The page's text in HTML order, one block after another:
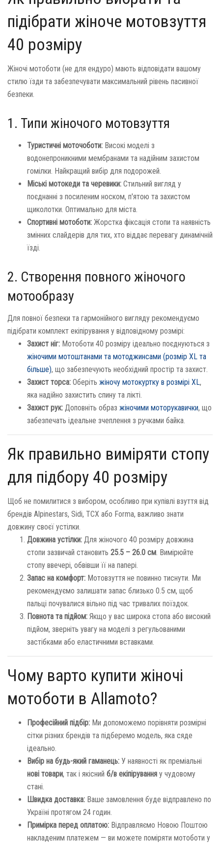
підібрати жіноче мотовзуття
40 розміру
Жіночі мотоботи (не для ендуро) мають відповідати вашому
стилю їзди та забезпечувати максимальний рівень пасивної
безпеки.
1. Типи жіночого мотовзуття
Туристичні моточоботи: Високі моделі з
водонепроникними мембранами та надійним захистом
гомілки. Найкращий вибір для подорожей.
Міські мотокеди та черевики: Стильний вигляд у
поєднанні з посиленим носком, п'ятою та захистом
щиколотки. Оптимально для міста.
Спортивні мотоботи: Жорстка фіксація стопи та наявність
змінних слайдерів для тих, хто віддає перевагу динамічній
їзді.
2. Створення повного жіночого
мотообразу
Для повної безпеки та гармонійного вигляду рекомендуємо
підібрати комплект екіпірування у відповідному розмірі:
Захист ніг: Мотоботи 40 розміру ідеально поєднуються з
жіночими мотоштанами та мотоджинсами (розмір XL та
більше), що забезпечують необхідний простір та захист.
Захист торса: Оберіть жіночу мотокуртку в розмірі XL,
яка надійно захистить спину та лікті.
Захист рук: Доповніть образ жіночими моторукавички, що
забезпечать ідеальне зчеплення з ручками байка.
Як правильно виміряти стопу
для підбору 40 розміру
Щоб не помилитися з вибором, особливо при купівлі взуття від
брендів Alpinestars, Sidi, TCX або Forma, важливо знати
довжину своєї устілки.
Довжина устілки: Для жіночого 40 розміру довжина
стопи зазвичай становить 25.5 – 26.0 см. Вимірюйте
стопу ввечері, обвівши її на папері.
Запас на комфорт: Мотовзуття не повинно тиснути. Ми
рекомендуємо залишати запас близько 0.5 см, щоб
пальці почувалися вільно під час тривалих поїздок.
Повнота та підйом: Якщо у вас широка стопа або високий
підйом, зверніть увагу на моделі з регульованими
застібками або еластичними вставками.
Чому варто купити жіночі
мотоботи в Allamoto?
Професійний підбір: Ми допоможемо порівняти розмірні
сітки різних брендів та підберемо модель, яка сяде
ідеально.
Вибір на будь-який гаманець: У наявності як преміальні
нові товари, так і якісний б/в екіпірування у чудовому
стані.
Швидка доставка: Ваше замовлення буде відправлено по
Україні протягом 24 годин.
Примірка перед оплатою: Відправляємо Новою Поштою
накладеним платежем — ви можете поміряти мотоботи у